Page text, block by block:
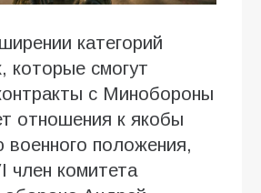
категорий
которые смогут
с Минобороны
отношения к якобы
военного положения,
член комитета